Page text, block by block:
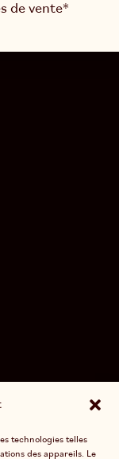
technologies telles
des appareils. Le
de vente*